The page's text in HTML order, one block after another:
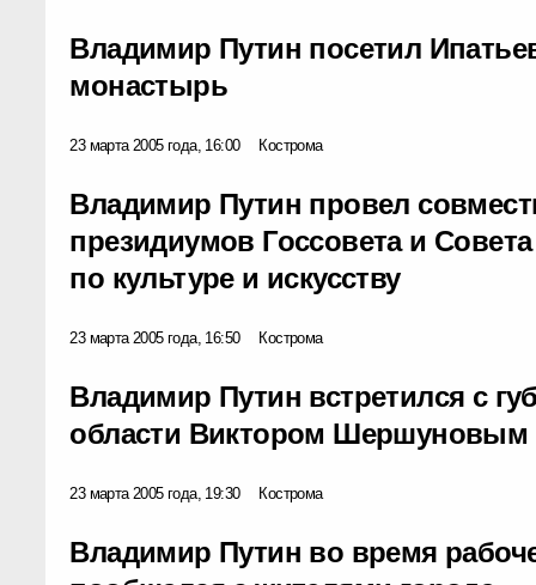
Владимир Путин посетил
монастырь
23 марта 2005 года, 16:00 Кострома
Владимир Путин провел
президиумов Госсовета и
по культуре и искусству
23 марта 2005 года, 16:50 Кострома
Владимир Путин встретился с
области Виктором Шершуновым
23 марта 2005 года, 19:30 Кострома
Владимир Путин во время